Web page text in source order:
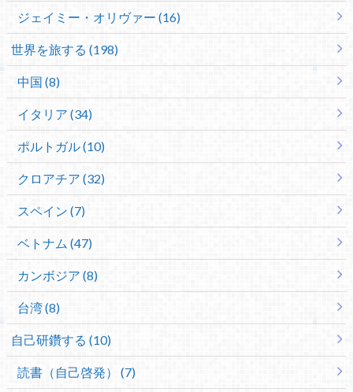
ジェイミー・オリヴァー (16)
世界を旅する (198)
中国 (8)
イタリア (34)
ポルトガル (10)
クロアチア (32)
スペイン (7)
ベトナム (47)
カンボジア (8)
台湾 (8)
自己研鑽する (10)
読書（自己啓発） (7)